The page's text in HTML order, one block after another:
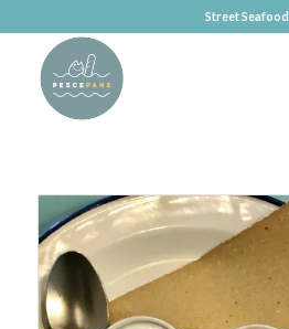
Street Seafood